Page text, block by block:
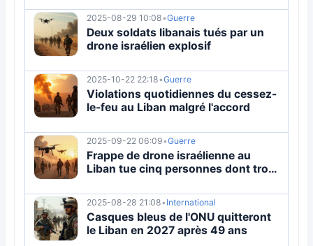
2025-08-29 10:08•Guerre
Deux soldats libanais tués par un
drone israélien explosif
2025-10-22 22:18•Guerre
Violations quotidiennes du cessez-
le-feu au Liban malgré l'accord
2025-09-22 06:09•Guerre
Frappe de drone israélienne au
Liban tue cinq personnes dont trois
2025-08-28 21:08• International
Casques bleus de l'ONU quitteront
le Liban en 2027 après 49 ans